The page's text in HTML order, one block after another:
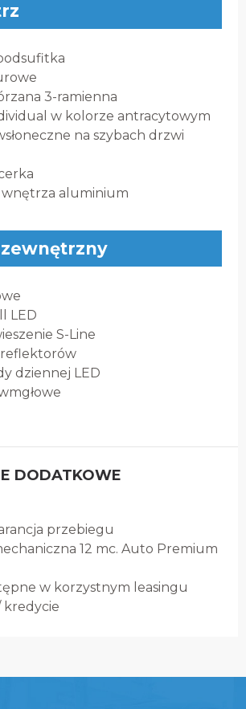
3-ramienna
w kolorze antracytowym
na szybach drzwi
aluminium
LED
S-Line
reflektorów
dziennej LED
DODATKOWE
przebiegu
12 mc. Auto Premium
w korzystnym leasingu
kredycie